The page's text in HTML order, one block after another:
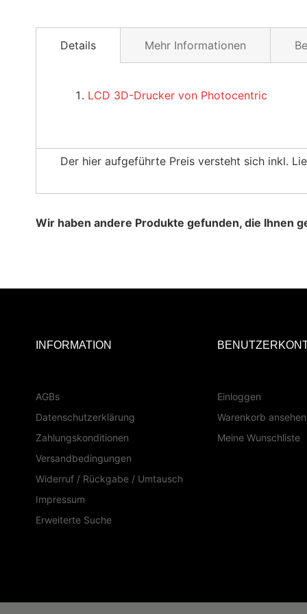
Details
Mit der Cure L2 Nachhärtestation von
Der hier aufgeführte Preis versteht sich inkl.
Mehr Informationen
LCD 3D-Drucker von Photocentric
Wir haben andere Produkte gefunden, die Ihnen
INFORMATION
AGBs
Datenschutzerklärung
Zahlungskonditionen
Versandbedingungen
Widerruf / Rückgabe / Umtausch
Impressum
Erweiterte Suche
Einloggen
Warenkorb ansehen
Meine Wunschliste